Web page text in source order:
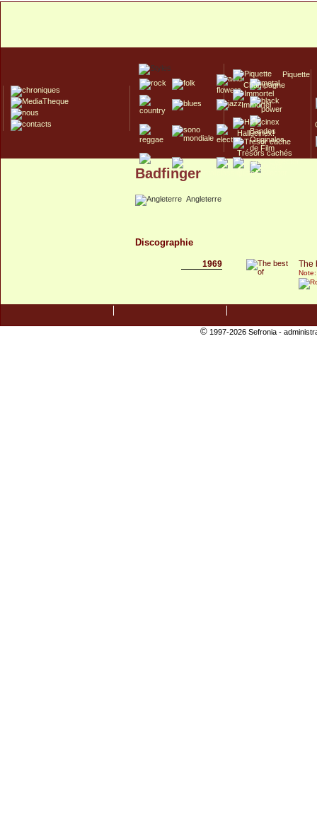
Piquette
Champagne
Immortel
Hallucinex!
Trésors cachés
Culte/Collector
Badfinger
Angleterre
Discographie
1969 The
©1997-2026 Sefronia -